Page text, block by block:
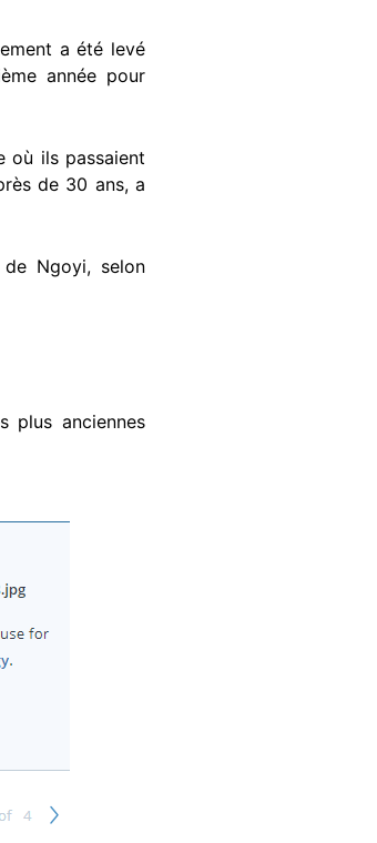
a été levé
année pour
où ils passaient
de 30 ans, a
Ngoyi, selon
plus anciennes